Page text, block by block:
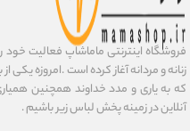
زنانه و مردانه آغاز کرده است .امروزه
که به یاری و مدد خداوند همچنین
آنلاین در زمینه پخش لباس زیر باشیم .